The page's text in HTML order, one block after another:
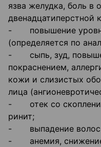
язва желудка, боль в
двенадцатиперстной
- повышение
(определяется по
- сыпь, зуд,
покраснением,
кожи и слизистых
лица
- отек со
ринит;
- выпадение волос
- анемия, снижение